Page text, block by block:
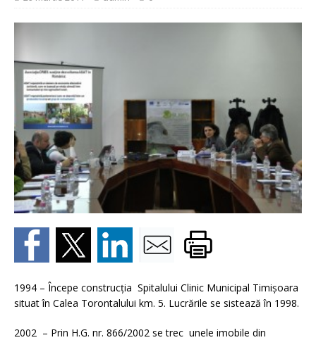
1994 – Începe construcţia Spitalului Clinic Municipal Timişoara
situat în Calea Torontalului km. 5. Lucrările se sistează în 1998.
2002 – Prin H.G. nr. 866/2002 se trec unele imobile din